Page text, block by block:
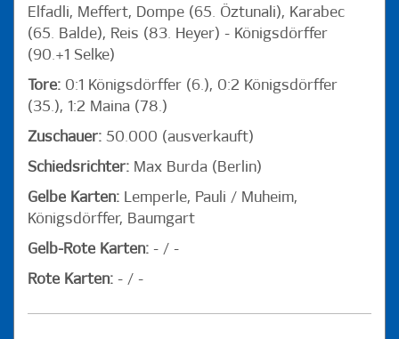
Elfadli, Meffert, Dompe (65. Öztunali), Karabec
(65. Balde), Reis (83. Heyer) - Königsdörffer
(90.+1 Selke)
Tore: 0:1 Königsdörffer (6.), 0:2 Königsdörffer
(35.), 1:2 Maina (78.)
Zuschauer: 50.000 (ausverkauft)
Schiedsrichter: Max Burda (Berlin)
Gelbe Karten: Lemperle, Pauli / Muheim,
Königsdörffer, Baumgart
Gelb-Rote Karten: - / -
Rote Karten: - / -